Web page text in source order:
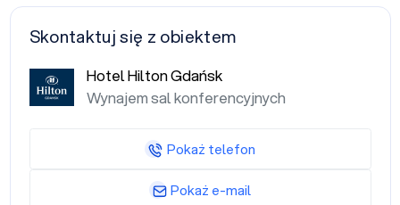
Skontaktuj się z obiektem
Hotel Hilton Gdańsk
Wynajem sal konferencyjnych
Pokaż telefon
Pokaż e-mail